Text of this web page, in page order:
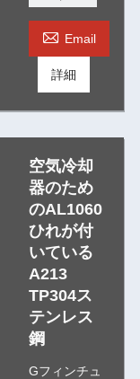
 Email
詳細
空気冷却
器のため
のAL1060
ひれが付
いている
A213
TP304ス
テンレス
鋼
Gフィンチュ